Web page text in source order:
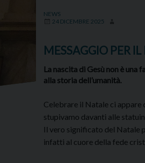
NEWS
24 DICEMBRE 2025
MESSAGGIO PER
La nascita di Gesù non è una
alla storia dell’umanità.
Celebrare il Natale ci appare
stupivamo davanti alle
Il vero significato del Natale
infatti al cuore della fede